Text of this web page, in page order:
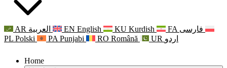
AR العربية EN English KU Kurdish FA فارسی
PL Polski PA Punjabi RO Română UR اردو
Home